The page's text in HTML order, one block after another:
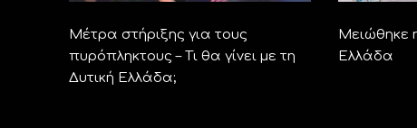
Μέτρα στήριξης για τους
πυρόπληκτους – Τι θα γίνει με τη
Δυτική Ελλάδα;
Μειώθηκε
Ελλάδα